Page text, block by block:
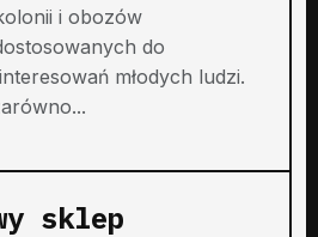
i obozów
do
młodych ludzi.
sklep